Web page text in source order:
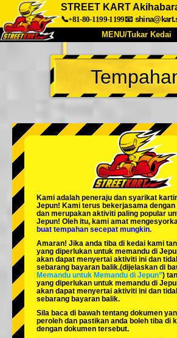
STREET KART
📞+81-80-1199-1199📧
MENU/Tukar Kedai
UTAMA
Tentang Spesifikasi
Syarikat
Tukar Kedai
Tokyo Shinagawa
Tokyo Akihabara#2
Tokyo Shibuya Annex
Tokyo Asakusa
Okinawa
Kami adalah peneraju dan syarikat
Jepun! Kami terus bekerjasama dengan
dan merupakan aktiviti paling popular
Jepun! Oleh itu, kami amat
buat tempahan secepat mungkin.
Amaran! Jika anda tiba di kedai kami
yang diperlukan untuk memandu di
akan dapat menyertai aktiviti ini dan
sebarang bayaran balik.(dijelaskan di
Memandu untuk Memandu di Jepun”)
yang diperlukan untuk memandu di
akan dapat menyertai aktiviti ini dan
sebarang bayaran balik.
Sila baca di bawah tentang dokumen
peroleh dan pastikan anda boleh tiba di
dengan dokumen tersebut.